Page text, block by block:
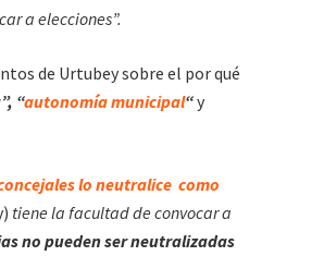
a elecciones”.
de Urtubey sobre el por qué
“autonomía municipal“y
lo neutralice como
tiene la facultad de convocar a
no pueden ser neutralizadas